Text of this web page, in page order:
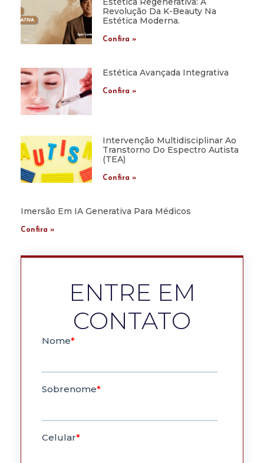
Revolução Da K-Beauty Na
Estética Moderna.
Confira »
Estética Avançada Integrativa
Confira »
Intervenção Multidisciplinar Ao
Transtorno Do Espectro Autista
(TEA)
Confira »
Imersão Em IA Generativa Para Médicos
Confira »
ENTRE EM
CONTATO